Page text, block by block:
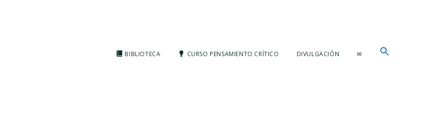
BIBLIOTECA CURSO PENSAMIENTO CRÍTICO DIVULGACIÓN ✉